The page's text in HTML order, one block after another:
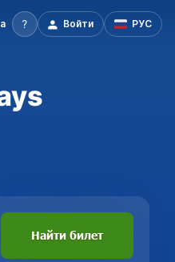
Войти РУС
Найти билет